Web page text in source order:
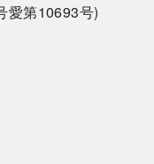
愛第10693号)